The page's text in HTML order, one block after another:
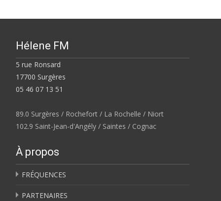
Hélene FM
5 rue Ronsard
17700 Surgères
05 46 07 13 51
89.0 Surgères / Rochefort / La Rochelle / Niort
102.9 Saint-Jean-d'Angély / Saintes / Cognac
À propos
FRÉQUENCES
PARTENAIRES